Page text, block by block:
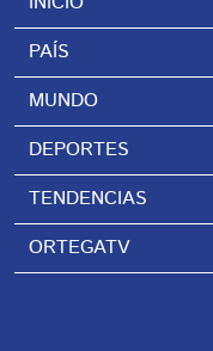
PAÍS
MUNDO
DEPORTES
TENDENCIAS
ORTEGATV